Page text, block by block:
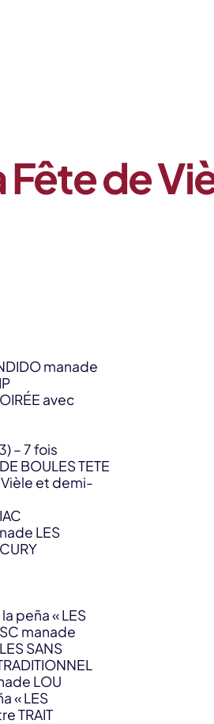
Fête de
manade
avec
– 7 fois
BOULES TETE
Vièle et demi-
LES
peña « LES
manade
SANS
LOU
« LES
TRAIT